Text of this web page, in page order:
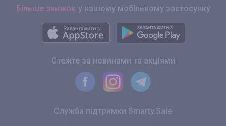
Більше знижок у нашому мобільному застосунку
Стежте за новинами та акціями
Служба підтримки Smarty.Sale